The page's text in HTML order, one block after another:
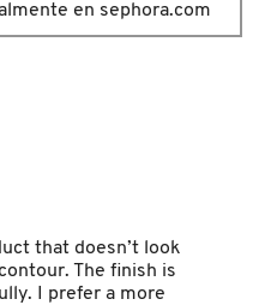
en sephora.com
that doesn’t look
The finish is
I prefer a more